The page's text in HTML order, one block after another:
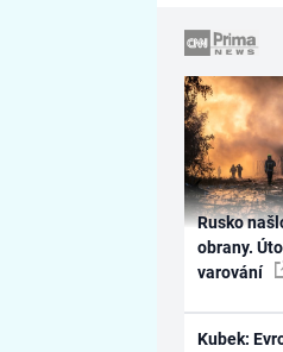
Rusko
obrany.
varování
Kubek: